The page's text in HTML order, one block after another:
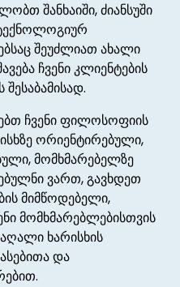
შანხაიში, ძიანსუში
შეუძლიათ ახალი
ჩვენი კლიენტების
ჩვენი ფილოსოფიის
ორიენტირებული,
მომხმარებელზე
ვართ, გავხდეთ
მიმწოდებელი,
მომხმარებლებისთვის
ხარისხის
და